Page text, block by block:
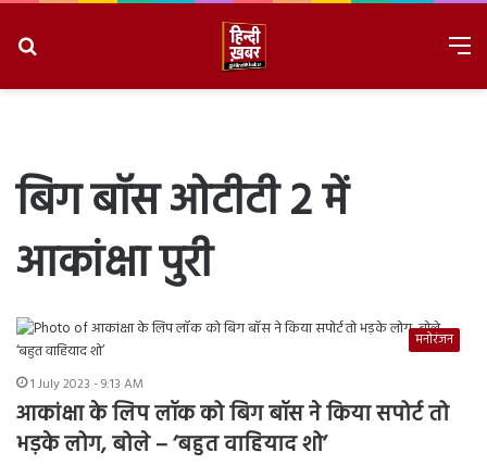
बिग बॉस ओटीटी 2 में
आकांक्षा पुरी
मनोरंजन
1 July 2023 - 9:13 AM
आकांक्षा के लिप लॉक को बिग बॉस ने किया सपोर्ट तो
भड़के लोग, बोले – ‘बहुत वाहियाद शो’